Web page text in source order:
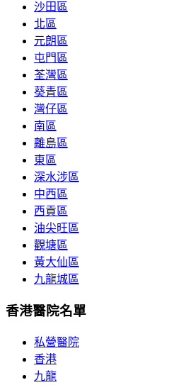
沙田區
北區
元朗區
屯門區
荃灣區
葵青區
灣仔區
南區
離島區
東區
深水涉區
中西區
西貢區
油尖旺區
觀塘區
黃大仙區
九龍城區
香港醫院名單
私營醫院
香港
九龍